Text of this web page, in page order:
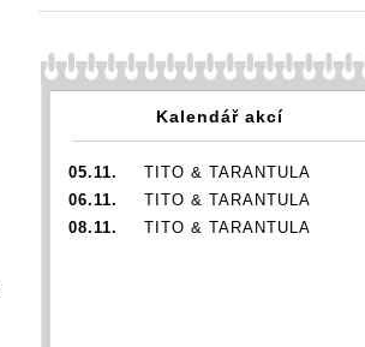
dalších
Kalendář akcí
05.11.
TITO & TARANTULA
06.11.
TITO & TARANTULA
08.11.
TITO & TARANTULA